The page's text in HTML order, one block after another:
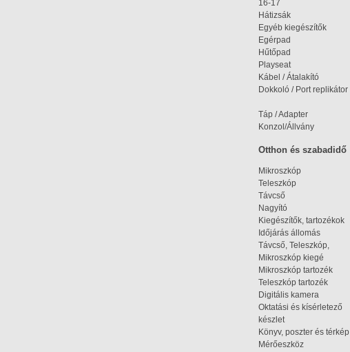
16-17
Hátizsák
Egyéb kiegészítők
Egérpad
Hűtőpad
Playseat
Kábel / Átalakító
Dokkoló / Port replikátor
Táp / Adapter
Konzol/Állvány
Otthon és szabadidő
Mikroszkóp
Teleszkóp
Távcső
Nagyító
Kiegészítők, tartozékok
Időjárás állomás
Távcső, Teleszkóp,
Mikroszkóp kiegé
Mikroszkóp tartozék
Teleszkóp tartozék
Digitális kamera
Oktatási és kísérletező
készlet
Könyv, poszter és térkép
Mérőeszköz